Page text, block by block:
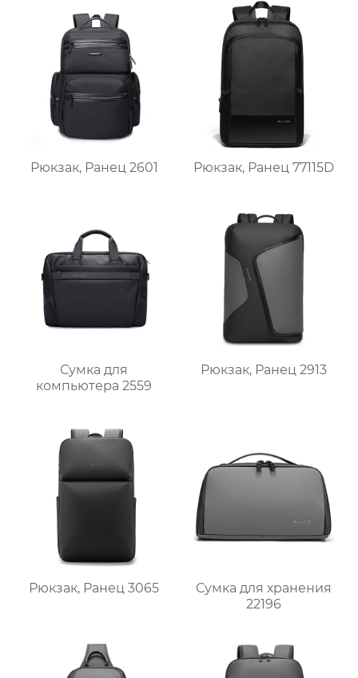
Рюкзак, Ранец 2601 Рюкзак, Ранец 77115D
Сумка для
компьютера 2559
Рюкзак, Ранец 2913
Рюкзак, Ранец 3065
Сумка для хранения
22196